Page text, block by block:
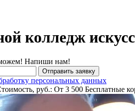
колледж
Напиши нам!
Отправить заявку
персональных данных
руб.: От 3 500 Бесплатные